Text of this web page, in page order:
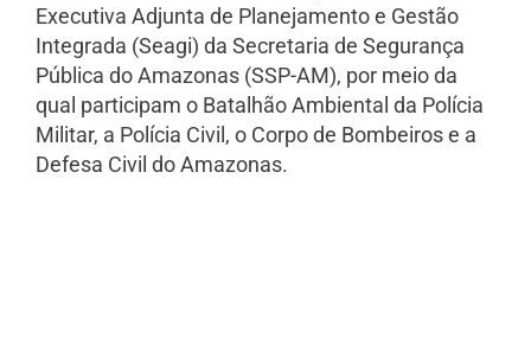
Executiva Adjunta de Planejamento e Gestão
Integrada (Seagi) da Secretaria de Segurança
Pública do Amazonas (SSP-AM), por meio da
qual participam o Batalhão Ambiental da Polícia
Militar, a Polícia Civil, o Corpo de Bombeiros e a
Defesa Civil do Amazonas.